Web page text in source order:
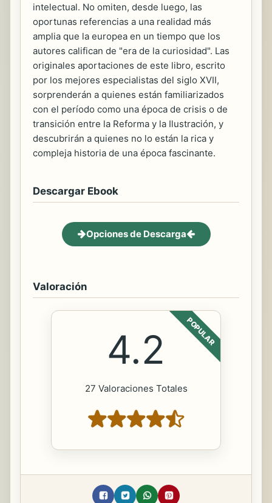
intelectual. No omiten, desde luego, las
oportunas referencias a una realidad más
amplia que la europea en un tiempo que los
autores califican de "era de la curiosidad". Las
originales aportaciones de este libro, escrito
por los mejores especialistas del siglo XVII,
sorprenderán a quienes están familiarizados
con el período como una época de crisis o de
transición entre la Reforma y la Ilustración, y
descubrirán a quienes no lo están la rica y
compleja historia de una época fascinante.
Descargar Ebook
Opciones de Descarga
Valoración
POPULAR
4.2
27 Valoraciones Totales